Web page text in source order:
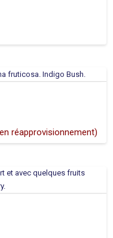
réapprovisionnement)